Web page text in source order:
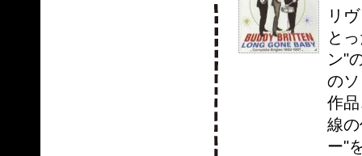
リ
と
ン"
の
作
線
ー"